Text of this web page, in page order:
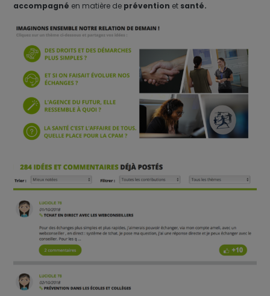
accompagné en matière de prévention et santé.